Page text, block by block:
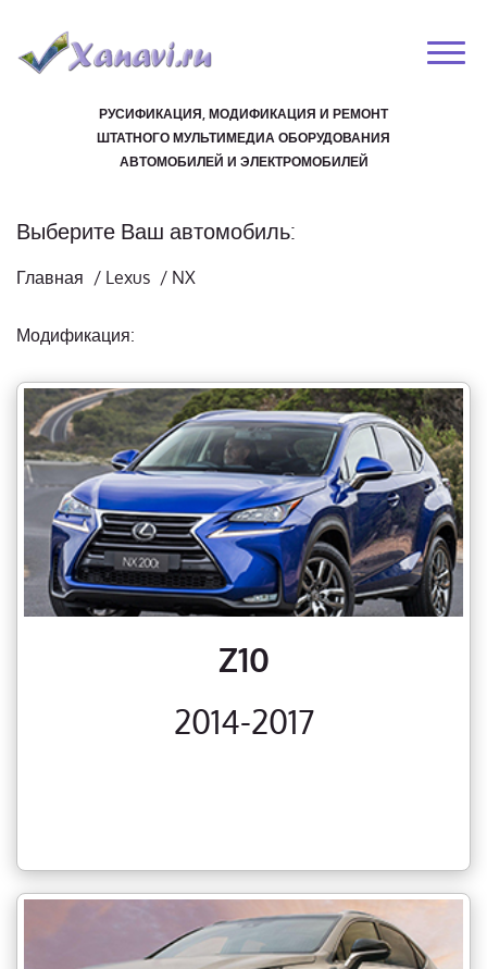
РУСИФИКАЦИЯ, МОДИФИКАЦИЯ И РЕМОНТ
ШТАТНОГО МУЛЬТИМЕДИА ОБОРУДОВАНИЯ
АВТОМОБИЛЕЙ И ЭЛЕКТРОМОБИЛЕЙ
Выберите Ваш автомобиль:
Главная / Lexus / NX
Модификация:
Z10
2014-2017